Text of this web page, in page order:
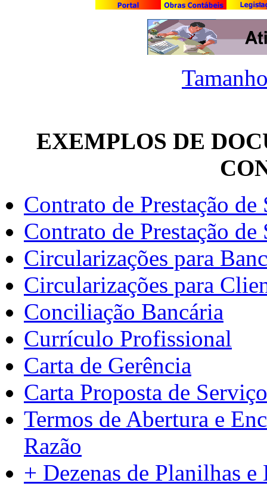
EXEMPLOS DE
Contrato de Prestação
Contrato de Prestação
Circularizações para
Circularizações para
Conciliação Bancária
Currículo Profissional
Carta de Gerência
Carta Proposta de
Termos de Abertura e
Razão
+ Dezenas de Planilhas e